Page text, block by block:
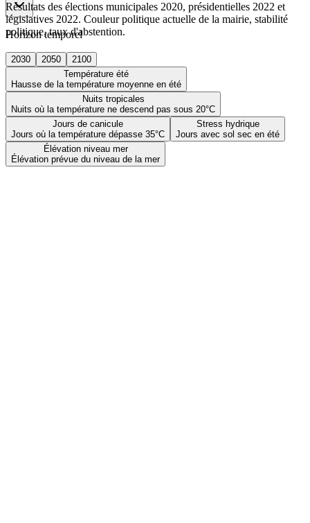
Horizon temporel
2030 2050
2100
Température été
Hausse de la température moyenne en été
Nuits tropicales
Nuits où la température ne descend pas sous 20°C
Jours de canicule
Jours où la température dépasse 35°C
Stress hydrique
Jours avec sol sec en été
Élévation niveau mer
Élévation prévue du niveau de la mer
Résultats des élections municipales 2020, présidentielles 2022 et
législatives 2022. Couleur politique actuelle de la mairie, stabilité
politique, taux d'abstention.